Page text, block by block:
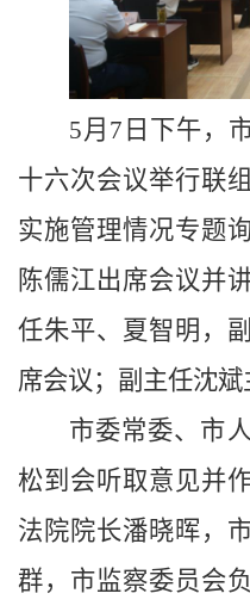
5月7日下午，
十六次会议举行联
实施管理情况专题
陈儒江出席会议并
任朱平、夏智明，
席会议；副主任沈斌
市委常委、市
松到会听取意见并
法院院长潘晓晖，
群，市监察委员会